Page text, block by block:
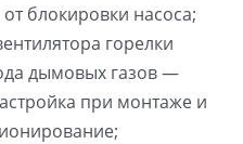
блокировки насоса;
горелки
дымовых газов —
при монтаже и